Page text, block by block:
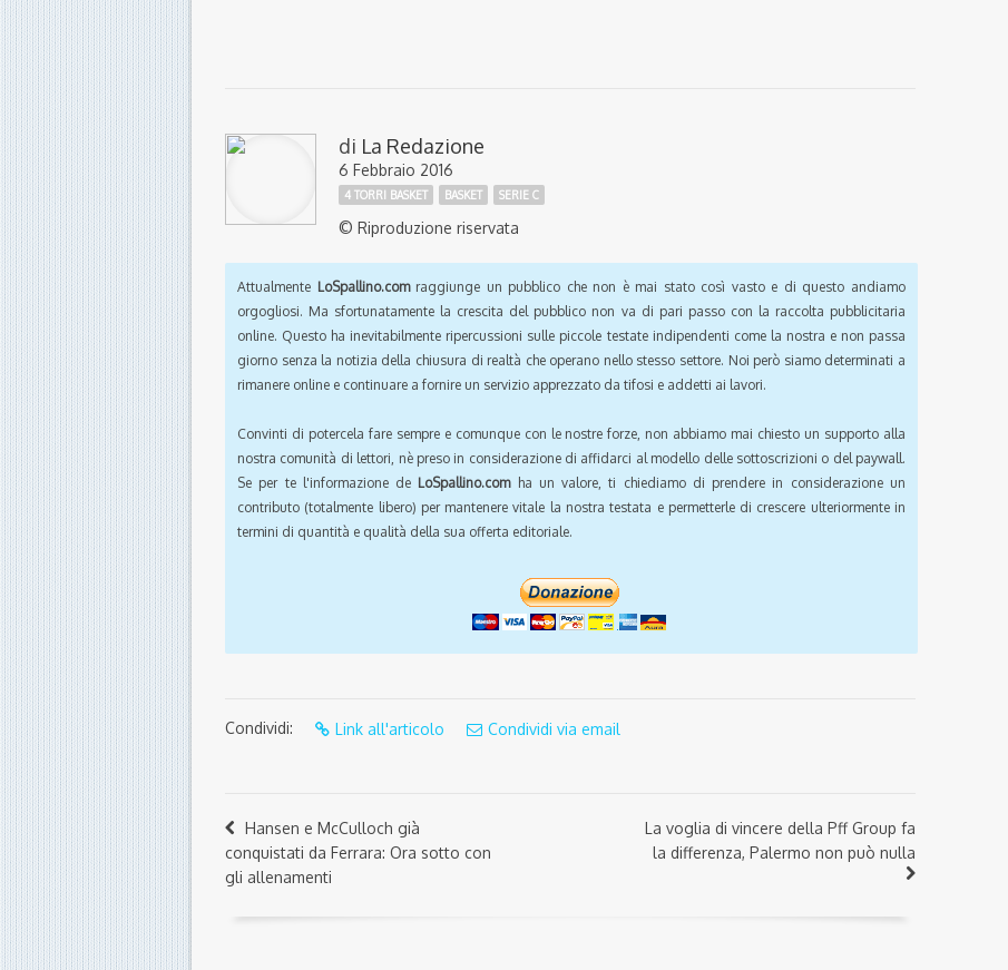
di La Redazione
6 Febbraio 2016
4 TORRI BASKET BASKET SERIE C
© Riproduzione riservata
Attualmente LoSpallino.comraggiunge un pubblico che non è mai stato così vasto e di questo andiamo
orgogliosi. Ma sfortunatamente la crescita del pubblico non va di pari passo con la raccolta pubblicitaria
online. Questo ha inevitabilmente ripercussioni sulle piccole testate indipendenti come la nostra e non passa
giorno senza la notizia della chiusura di realtà che operano nello stesso settore. Noi però siamo determinati a
rimanere online e continuare a fornire un servizio apprezzato da tifosi e addetti ai lavori.
Convinti di potercela fare sempre e comunque con le nostre forze, non abbiamo mai chiesto un supporto alla
nostra comunità di lettori, nè preso in considerazione di affidarci al modello delle sottoscrizioni o del paywall.
Se per te l'informazione de LoSpallino.comha un valore, ti chiediamo di prendere in considerazione un
contributo (totalmente libero) per mantenere vitale la nostra testata e permetterle di crescere ulteriormente in
termini di quantità e qualità della sua offerta editoriale.
Condividi: Link all'articolo Condividi via email
Hansen e McCulloch già
conquistati da Ferrara: Ora sotto con
gli allenamenti
La voglia di vincere della Pff Group fa
la differenza, Palermo non può nulla